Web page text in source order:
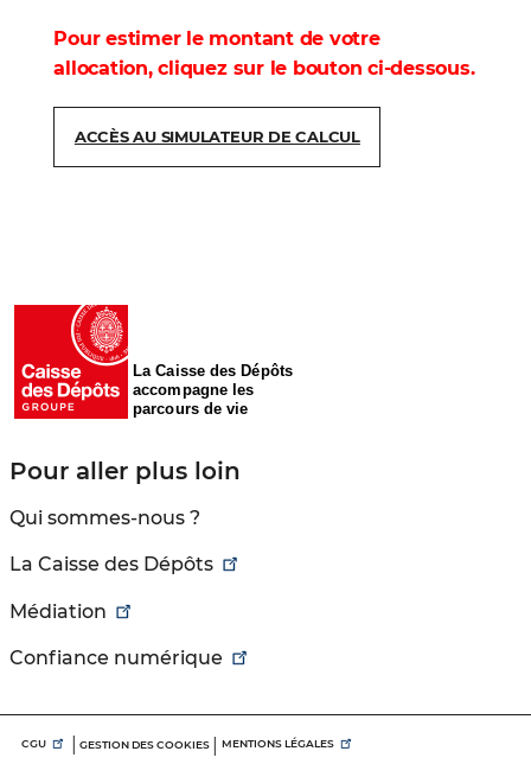
Pour estimer le montant de votre
allocation, cliquez sur le bouton ci-dessous.
ACCÈS AU SIMULATEUR DE CALCUL
La Caisse des Dépôts
accompagne les
parcours de vie
Pour aller plus loin
Qui sommes-nous ?
La Caisse des Dépôts
Médiation
Confiance numérique
Menu
CGU GESTION DES COOKIES MENTIONS LÉGALES